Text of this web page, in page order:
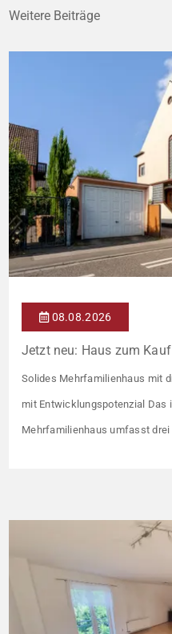
Weitere Beiträge
08.08.2026
Jetzt neu: Haus zum
Solides Mehrfamilienhaus mit
mit Entwicklungspotenzial Das
Mehrfamilienhaus umfasst
Damit liegt das Mietniveau